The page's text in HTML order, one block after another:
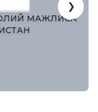
МАЖЛИСА
❯